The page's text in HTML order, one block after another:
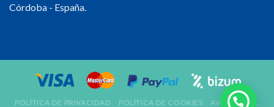
Córdoba - España.
POLÍTICA DE PRIVACIDAD POLÍTICA DE COOKIES AVISO LEGAL